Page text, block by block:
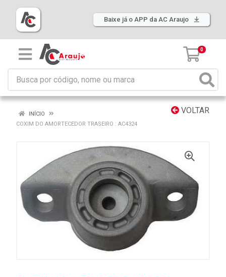
Baixe já o APP da AC Araujo
0
VOLTAR
INÍCIO
COXIM DO AMORTECEDOR TRASEIRO : AC4324